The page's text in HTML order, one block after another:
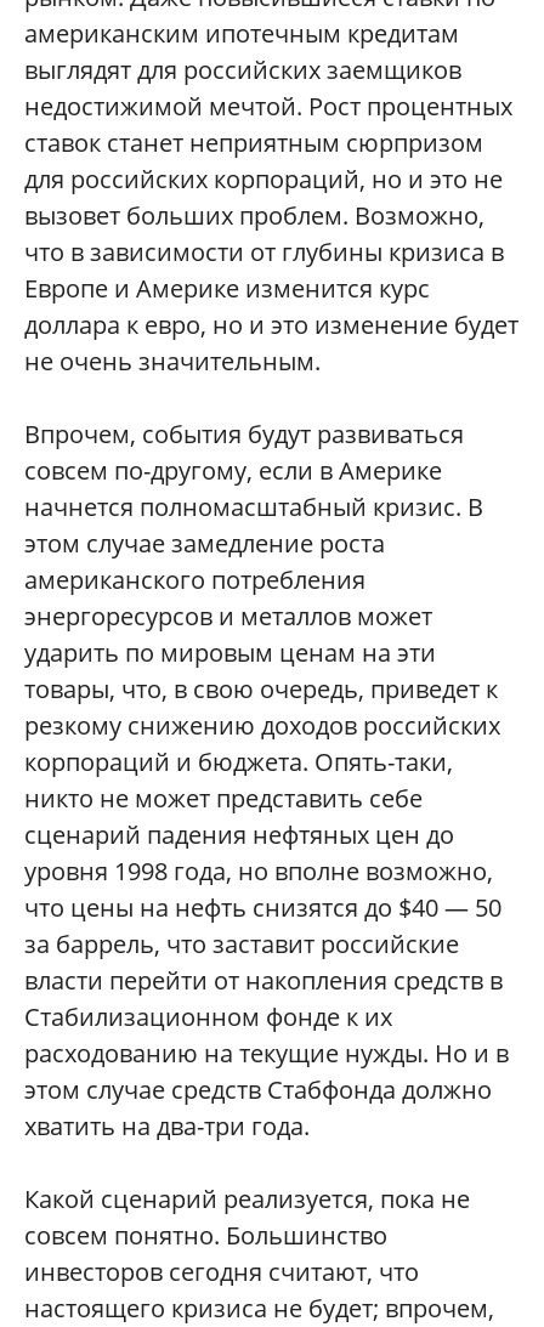
американским ипотечным кредитам
выглядят для российских заемщиков
недостижимой мечтой. Рост процентных
ставок станет неприятным сюрпризом
для российских корпораций, но и это не
вызовет больших проблем. Возможно,
что в зависимости от глубины кризиса в
Европе и Америке изменится курс
доллара к евро, но и это изменение будет
не очень значительным.
Впрочем, события будут развиваться
совсем по-другому, если в Америке
начнется полномасштабный кризис. В
этом случае замедление роста
американского потребления
энергоресурсов и металлов может
ударить по мировым ценам на эти
товары, что, в свою очередь, приведет к
резкому снижению доходов российских
корпораций и бюджета. Опять-таки,
никто не может представить себе
сценарий падения нефтяных цен до
уровня 1998 года, но вполне возможно,
что цены на нефть снизятся до $40 — 50
за баррель, что заставит российские
власти перейти от накопления средств в
Стабилизационном фонде к их
расходованию на текущие нужды. Но и в
этом случае средств Стабфонда должно
хватить на два-три года.
Какой сценарий реализуется, пока не
совсем понятно. Большинство
инвесторов сегодня считают, что
настоящего кризиса не будет; впрочем,